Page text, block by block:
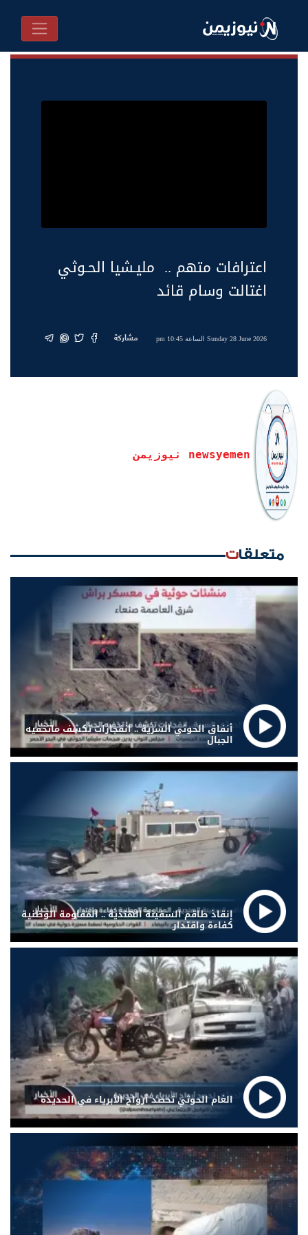
اعترافات متهم .. مليـشيا الحـوثي
اغتالت وسام قائد
Sunday 28 June 2026 الساعة 10:45 pm مشاركة
newsyemen نيوزيمن
متعلقات
أنفاق الحوثي السرية .. انفجارات تكشف ماتخفيه
الجبال
إنقاذ طاقم السفينة الهندية .. المقاومة الوطنية
كفاءة واقتدار
الغام الحوثي تحصد أرواح الأبرياء في الحديدة